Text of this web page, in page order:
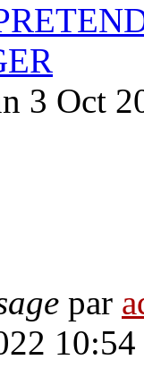
3 Oct
par
10:54